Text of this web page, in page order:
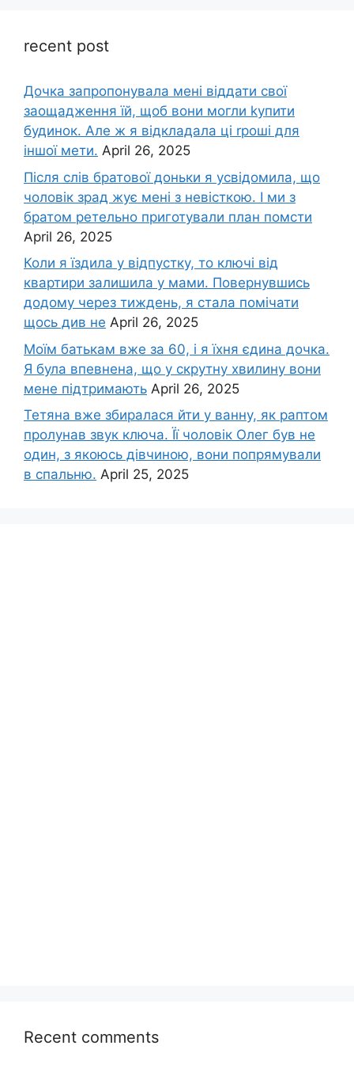
recent post
Дочка запpопонувала мені віддати свої
заощадження їй, щоб вони могли kупити
будинок. Але ж я відкладала ці rроші для
іншої мети. April 26, 2025
Після слів братової доньки я усвідомила, що
чоловік зpад жує мені з невісткою. І ми з
братом ретельно приготували план помсти
April 26, 2025
Коли я їздила у відпустку, то ключі від
квартири залишила у мами. Повернувшись
додому через тиждень, я стала помічати
щось див не April 26, 2025
Моїм батькам вже за 60, і я їхня єдина дочка.
Я була впевнена, що у скрутну хвилину вони
мене підтримають April 26, 2025
Тетяна вже збиралася йти у ванну, як раптом
пролунав звук ключа. Її чоловік Олег був не
один, з якоюсь дівчиною, вони попрямували
в спальню. April 25, 2025
Recent comments